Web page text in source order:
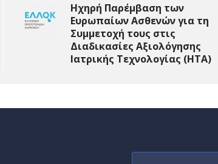
Ηχηρή Παρέμβαση των
Ευρωπαίων Ασθενών για τη
Συμμετοχή τους στις
Διαδικασίες Αξιολόγησης
Ιατρικής Τεχνολογίας (ΗΤΑ)